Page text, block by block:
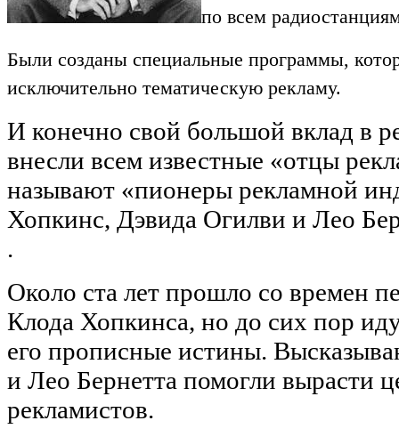
по всем
Были созданы специальные программы,
исключительно тематическую рекламу.
И конечно свой большой вклад в
внесли всем известные «отцы
называют «пионеры рекламной
Хопкинс, Дэвида Огилви и Лео
.
Около ста лет прошло со времен
Клода Хопкинса, но до сих пор
его прописные истины.
и Лео Бернетта помогли вырасти
рекламистов.